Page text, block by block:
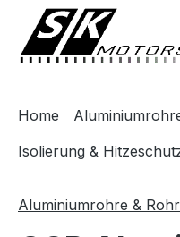
Zur
Home
Isolierung &
Aluminiumrohre &